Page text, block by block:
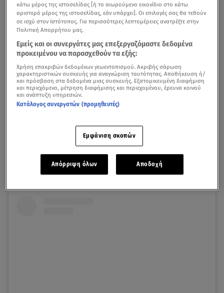
Έπειτα από τέσσερα χρόνια σχέσης ηΤόνια
Σωτηροπούλουμε τονΚωστή Μαραβέγιαεπισφράγισαν
την αγάπη τους με πολιτικό γάμο.
Το ερωτευμένο ζευγάρι παντρεύτηκε στις 11
Οκτωβρίου σε ξενοδοχείοστην Ύδρα υπό άκρα
μυστικότητα και παρουσία λίγων συγγενών και φίλων.
Απαστράπτουσα η Τόνια Σωτηροπούλου μέσα
φορέματος ήταν κεντημένο εξ ολοκλήρου με πέρλες. Το
κουστούμι του γαμπρού ήταν δημιουργία γνωστού
σχεδιαστικού διδύμου.
κάτω μέρος της ιστοσελίδας [ή το αιωρούμενο εικονίδιο στο κάτω
αριστερό μέρος της ιστοσελίδας, εάν υπάρχει]. Οι επιλογές σας θα τεθούν
σε ισχύ στον Ιστότοπος. Για περισσότερες λεπτομέρειες ανατρέξτε στην
Πολιτική Απορρήτου μας.
Εμείς και οι συνεργάτες μας επεξεργαζόμαστε δεδομένα
προκειμένου να παρασχεθούν τα εξής:
Χρήση επακριβών δεδομένων γεωεντοπισμού. Ακριβής σάρωση
χαρακτηριστικών συσκευής για αναγνώριση ταυτότητας. Αποθήκευση ή/
και πρόσβαση στα δεδομένα μιας συσκευής. Εξατομικευμένη διαφήμιση
και περιεχόμενο, μέτρηση διαφήμισης και περιεχομένου, έρευνα κοινού
και ανάπτυξη υπηρεσιών.
Κατάλογος συνεργατών (προμηθευτές)
Εμφάνιση σκοπών
Απόρριψη όλων Αποδοχή